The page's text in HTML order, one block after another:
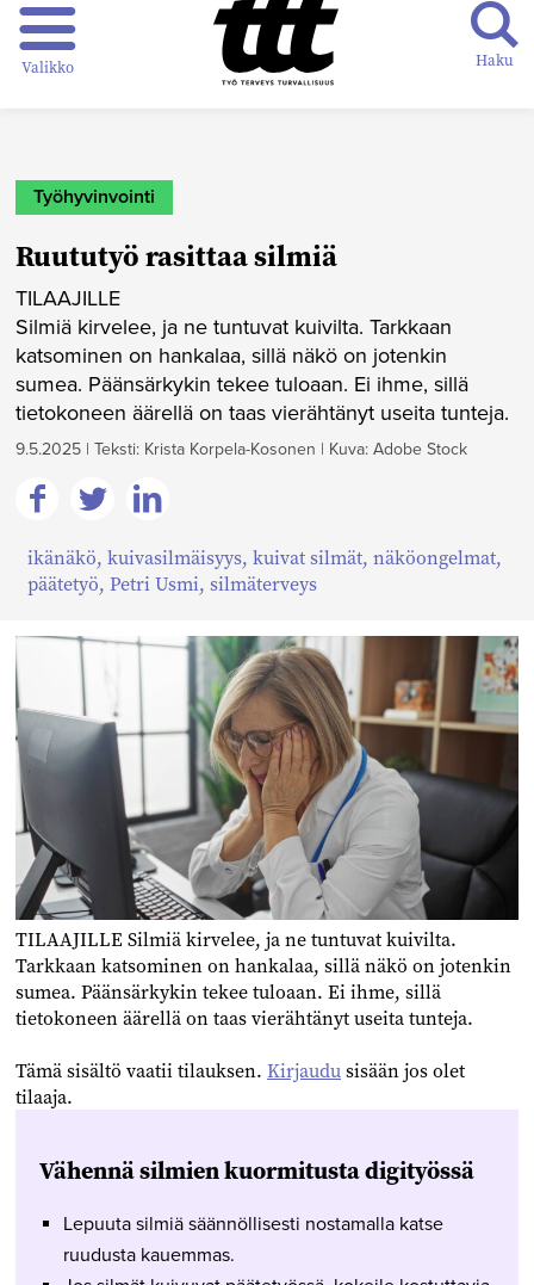
Valikko Haku
Työhyvinvointi
Ruututyö rasittaa silmiä
TILAAJILLE
Silmiä kirvelee, ja ne tuntuvat kuivilta. Tarkkaan
katsominen on hankalaa, sillä näkö on jotenkin
sumea. Päänsärkykin tekee tuloaan. Ei ihme, sillä
tietokoneen äärellä on taas vierähtänyt useita tunteja.
9.5.2025 | Teksti: Krista Korpela-Kosonen | Kuva: Adobe Stock
Jaa
Facebookissa
Jaa
Twitterissä
Jaa
Linkedinissä
ikänäkö, kuivasilmäisyys, kuivat silmät, näköongelmat,
päätetyö, Petri Usmi, silmäterveys
TILAAJILLE Silmiä kirvelee, ja ne tuntuvat kuivilta.
Tarkkaan katsominen on hankalaa, sillä näkö on jotenkin
sumea. Päänsärkykin tekee tuloaan. Ei ihme, sillä
tietokoneen äärellä on taas vierähtänyt useita tunteja.
Tämä sisältö vaatii tilauksen. Kirjaudusisään jos olet
tilaaja.
Vähennä silmien kuormitusta digityössä
Lepuuta silmiä säännöllisesti nostamalla katse
ruudusta kauemmas.